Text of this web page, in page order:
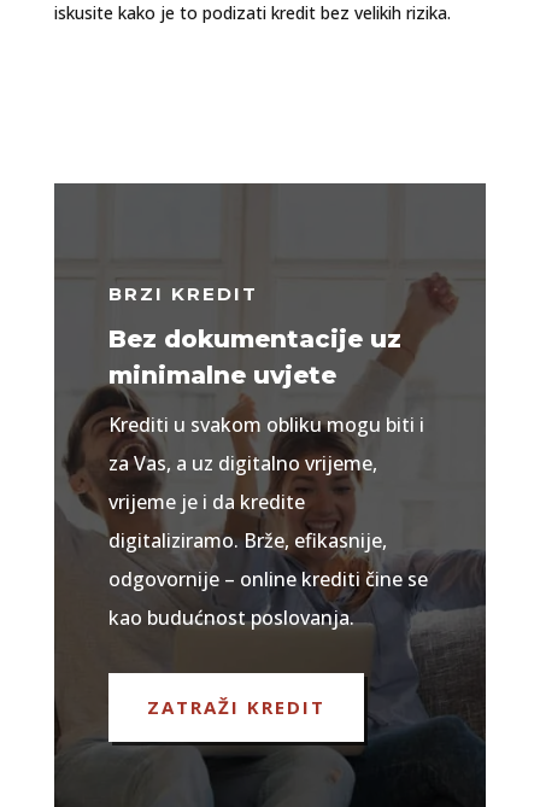
iskusite kako je to podizati kredit bez velikih rizika.
BRZI KREDIT
Bez dokumentacije uz
minimalne uvjete
Krediti u svakom obliku mogu biti i
za Vas, a uz digitalno vrijeme,
vrijeme je i da kredite
digitaliziramo. Brže, efikasnije,
odgovornije – online krediti čine se
kao budućnost poslovanja.
ZATRAŽI KREDIT